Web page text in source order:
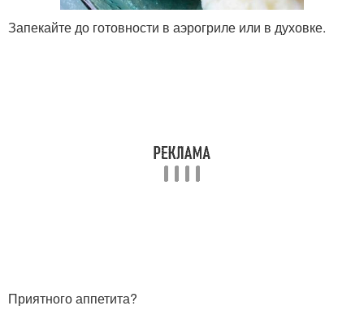
Запекайте до готовности в аэрогриле или в духовке.
Приятного аппетита?